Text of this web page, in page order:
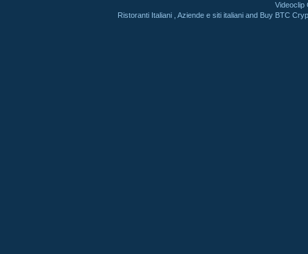
Videoclip
Ristoranti Italiani ,Aziende e siti italiani and Buy BTC